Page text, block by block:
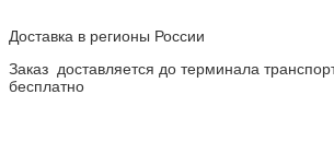
Доставка в регионы России
Заказ доставляется до терминала
бесплатно